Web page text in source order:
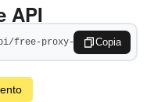
API
Copia